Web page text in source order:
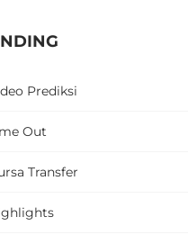
Prediksi
Out
Transfer